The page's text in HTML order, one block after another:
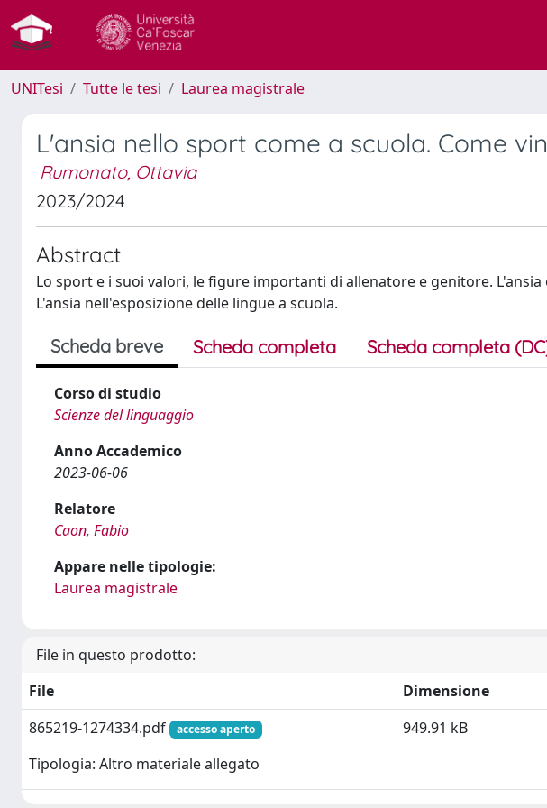
UNITesi Tutte le tesi Laurea magistrale
L'ansia nello sport come a scuola. Come
Rumonato, Ottavia
2023/2024
Abstract
Lo sport e i suoi valori, le figure importanti di allenatore e genitore.
L'ansia nell'esposizione delle lingue a scuola.
Scheda breve Scheda completa Scheda completa
Corso di studio
Scienze del linguaggio
Anno Accademico
2023-06-06
Relatore
Caon, Fabio
Appare nelle tipologie:
Laurea magistrale
File in questo prodotto:
File
Dimensione
865219-1274334.pdf
accesso aperto
Tipologia: Altro materiale allegato
949.91 kB